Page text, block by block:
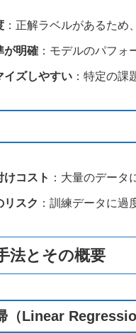
：正解ラベルがあるため
が明確：モデルのパフォ
イズしやすい：特定の課
けコスト ：大量のデータ
リスク ：訓練データに過
法とその概要
（Linear